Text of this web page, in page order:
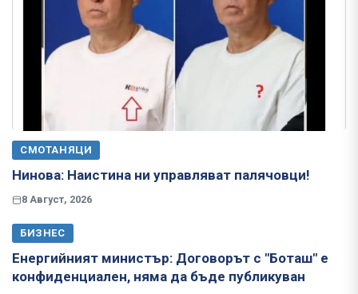
СМОТАНЯЦИ
Нинова: Наистина ни управляват палячовци!
8 Август, 2026
БИЗНЕС
Енергийният министър: Договорът с "Боташ" е
конфиденциален, няма да бъде публикуван